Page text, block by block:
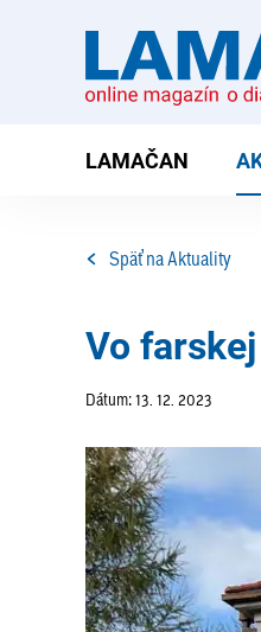
LAMAČAN
Späť na Aktuality
Vo
Dátum: 13. 12. 2023